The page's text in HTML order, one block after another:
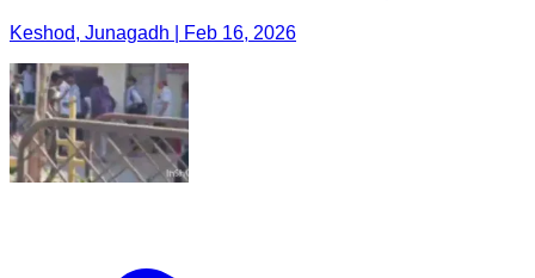
Keshod, Junagadh | Feb 16, 2026